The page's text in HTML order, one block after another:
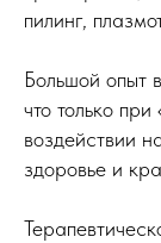
пилинг,
Большой опыт
что только
воздействии
здоровье и